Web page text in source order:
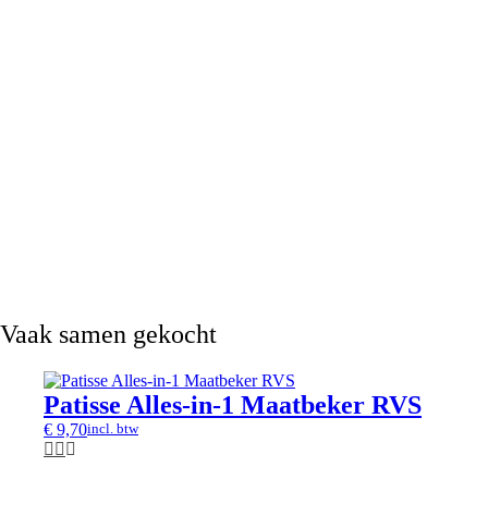
Vaak samen gekocht
Patisse Alles-in-1 Maatbeker RVS
€ 9,70incl. btw